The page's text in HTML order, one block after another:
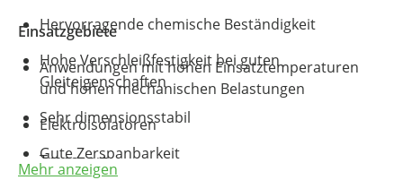
Hervorragende chemische Beständigkeit
Hohe Verschleißfestigkeit bei guten
Gleiteigenschaften
Sehr dimensionsstabil
Gute Zerspanbarkeit
Einsatzgebiete
Anwendungen mit hohen Einsatztemperaturen
und hohen mechanischen Belastungen
Elektroisolatoren
Transport
Mehr anzeigen